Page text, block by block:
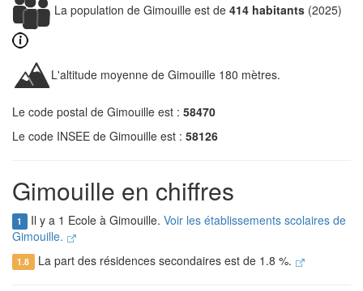
La population de Gimouille est de 414 habitants (2025)
L'altitude moyenne de Gimouille 180 mètres.
Le code postal de Gimouille est : 58470
Le code INSEE de Gimouille est : 58126
Gimouille en chiffres
1 Il y a 1 Ecole à Gimouille. Voir les établissements scolaires de
Gimouille.
1.8 La part des résidences secondaires est de 1.8 %.